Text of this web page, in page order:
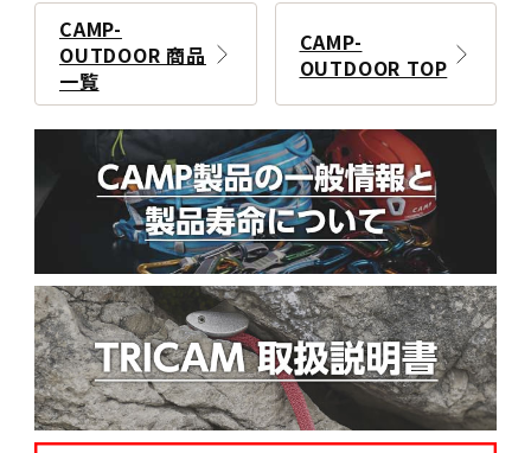
CAMP-
OUTDOOR 商品
一覧
CAMP-
OUTDOOR TOP